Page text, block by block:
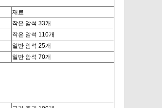
재료
작은 암석 33개
작은 암석 110개
일반 암석 25개
일반 암석 70개